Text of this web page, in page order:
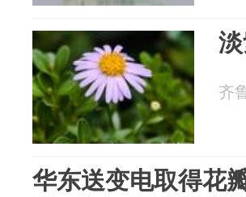
齐
华东送变电取得花